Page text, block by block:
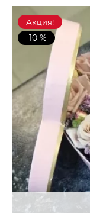
Акция!
-10 %